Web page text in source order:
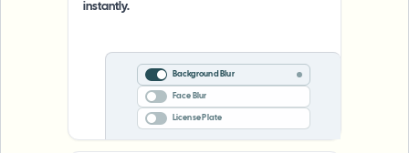
instantly.
Background Blur
Face Blur
License Plate